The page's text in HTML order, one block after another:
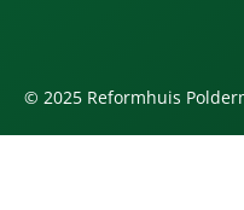
© 2025 Reformhuis